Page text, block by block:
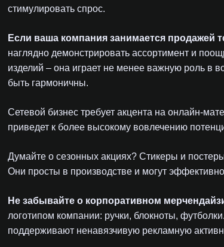
стимулировать спрос.
Если ваша компания занимается продажей
наглядно демонстрировать ассортимент и
изделий – она играет не менее важную роль в
быть гармоничны.
Сетевой бизнес требует акцента на онлайн-
приведет к более высокому вовлечению
Думайте о сезонных акциях? Стикеры и
Они просты в производстве и могут
Не забывайте о корпоративном
логотипом компании: ручки, блокноты,
поддерживают ненавязчивую рекламную